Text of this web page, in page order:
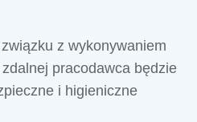
z wykonywaniem
pracodawca będzie
i higieniczne